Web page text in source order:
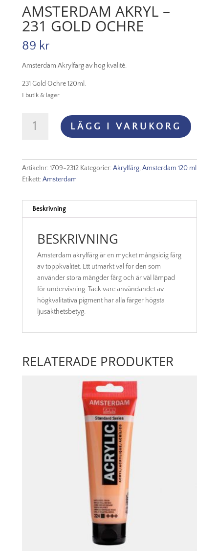
AMSTERDAM AKRYL –
231 GOLD OCHRE
89 kr
Amsterdam Akrylfärg av hög kvalité.
231 Gold Ochre 120ml.
I butik & lager
Akryl
LÄGG I VARUKORG
Artikelnr:1709-2312 Kategorier:Akrylfärg,Amsterdam 120 ml
Etikett:Amsterdam
Beskrivning
BESKRIVNING
Amsterdam akrylfärg är en mycket mångsidig färg
av toppkvalitet. Ett utmärkt val för den som
använder stora mängder färg och är väl lämpad
för undervisning. Tack vare användandet av
högkvalitativa pigment har alla färger högsta
ljusäkthetsbetyg.
RELATERADE PRODUKTER